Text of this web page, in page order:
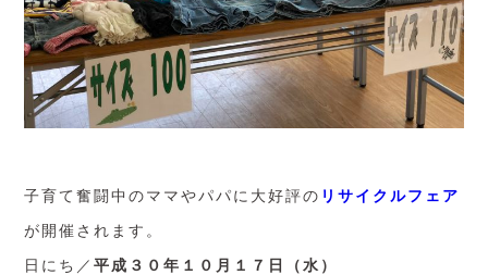
子育て奮闘中のママやパパに大好評の リサイクルフェア
が開催されます。
日にち／平成３０年１０月１７日（水）